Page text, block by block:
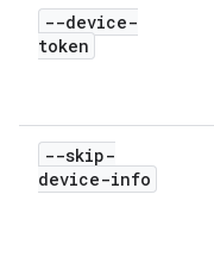
--device-
token
--skip-
device-info